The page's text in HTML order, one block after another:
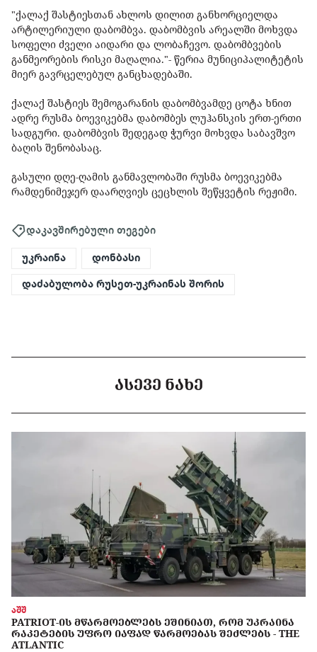
"ქალაქ შასტიესთან ახლოს დილით განხორციელდა
არტილერიული დაბომბვა. დაბომბვის არეალში მოხვდა
სოფელი ძველი აიდარი და ლობაჩევო. დაბომბვების
განმეორების რისკი მაღალია."- წერია მუნიციპალიტეტის
მიერ გავრცელებულ განცხადებაში.
ქალაქ შასტიეს შემოგარანის დაბომბვამდე ცოტა ხნით
ადრე რუსმა ბოევიკებმა დაბომბეს ლუჰანსკის ერთ-ერთი
სადგური. დაბომბვის შედეგად ჭურვი მოხვდა საბავშვო
ბაღის შენობასაც.
გასული დღე-ღამის განმავლობაში რუსმა ბოევიკებმა
რამდენიმეჯერ დაარღვიეს ცეცხლის შეწყვეტის რეჟიმი.
დაკავშირებული თეგები
უკრაინა დონბასი
დაძაბულობა რუსეთ-უკრაინას შორის
ᲐᲡᲔᲕᲔ ᲜᲐᲮᲔ
აშშ
PATRIOT-ᲘᲡ ᲛᲬᲐᲠᲛᲝᲔᲑᲚᲔᲑᲡ ᲔᲨᲘᲜᲘᲐᲗ, ᲠᲝᲛ ᲣᲙᲠᲐᲘᲜᲐ
ᲠᲐᲙᲔᲢᲔᲑᲘᲡ ᲣᲤᲠᲝ ᲘᲐᲤᲐᲓ ᲬᲐᲠᲛᲝᲔᲑᲐᲡ ᲨᲔᲫᲚᲔᲑᲡ - THE
ATLANTIC